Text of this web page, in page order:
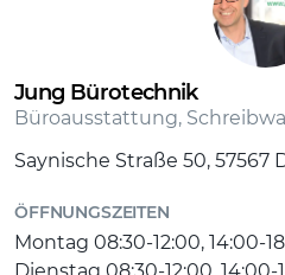
Jung Bürotechnik
Büroausstattung,
Saynische Straße 50, 57567
ÖFFNUNGSZEITEN
Montag 08:30-12:00, 14:00-
Dienstag 08:30-12:00, 14:00-